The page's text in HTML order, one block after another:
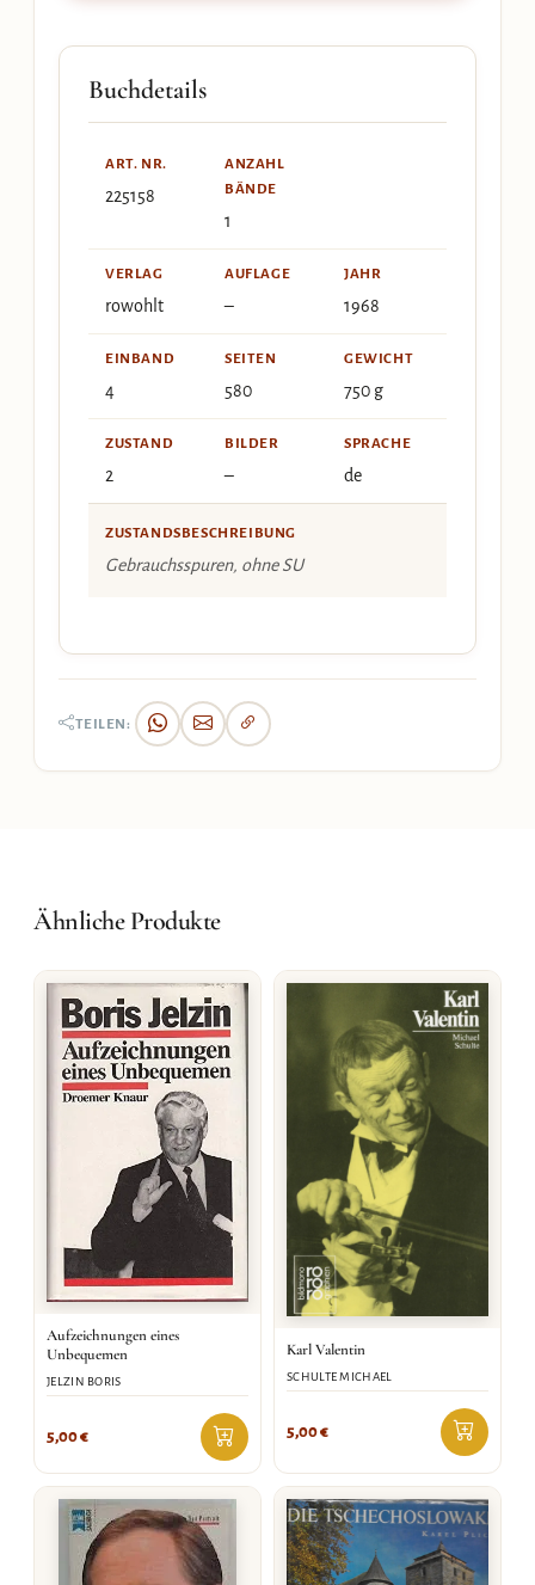
Buchdetails
ART. NR.
225158
ANZAHL
BÄNDE
1
VERLAG
rowohlt
AUFLAGE
–
JAHR
1968
EINBAND
4
SEITEN
580
GEWICHT
750 g
ZUSTAND
2
BILDER
–
SPRACHE
de
ZUSTANDSBESCHREIBUNG
Gebrauchsspuren, ohne SU
TEILEN:
Ähnliche Produkte
Aufzeichnungen eines
Unbequemen
JELZIN BORIS
5,00€
Karl Valentin
SCHULTE MICHAEL
5,00€